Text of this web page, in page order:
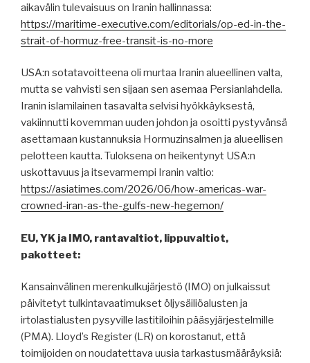
aikavälin tulevaisuus on Iranin hallinnassa:
https://maritime-executive.com/editorials/op-ed-in-the-
strait-of-hormuz-free-transit-is-no-more
USA:n sotatavoitteena oli murtaa Iranin alueellinen valta,
mutta se vahvisti sen sijaan sen asemaa Persianlahdella.
Iranin islamilainen tasavalta selvisi hyökkäyksestä,
vakiinnutti kovemman uuden johdon ja osoitti pystyvänsä
asettamaan kustannuksia Hormuzinsalmen ja alueellisen
pelotteen kautta. Tuloksena on heikentynyt USA:n
uskottavuus ja itsevarmempi Iranin valtio:
https://asiatimes.com/2026/06/how-americas-war-
crowned-iran-as-the-gulfs-new-hegemon/
EU, YK ja IMO, rantavaltiot, lippuvaltiot,
pakotteet:
Kansainvälinen merenkulkujärjestö (IMO) on julkaissut
päivitetyt tulkintavaatimukset öljysäiliöalusten ja
irtolastialusten pysyville lastitiloihin pääsyjärjestelmille
(PMA). Lloyd’s Register (LR) on korostanut, että
toimijoiden on noudatettava uusia tarkastusmääräyksiä: